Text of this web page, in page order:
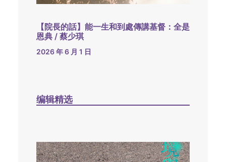
【院長的話】能一生和到處傳講基督：全是
恩典 / 蔡少琪
2026 年 6 月 1 日
编辑精选